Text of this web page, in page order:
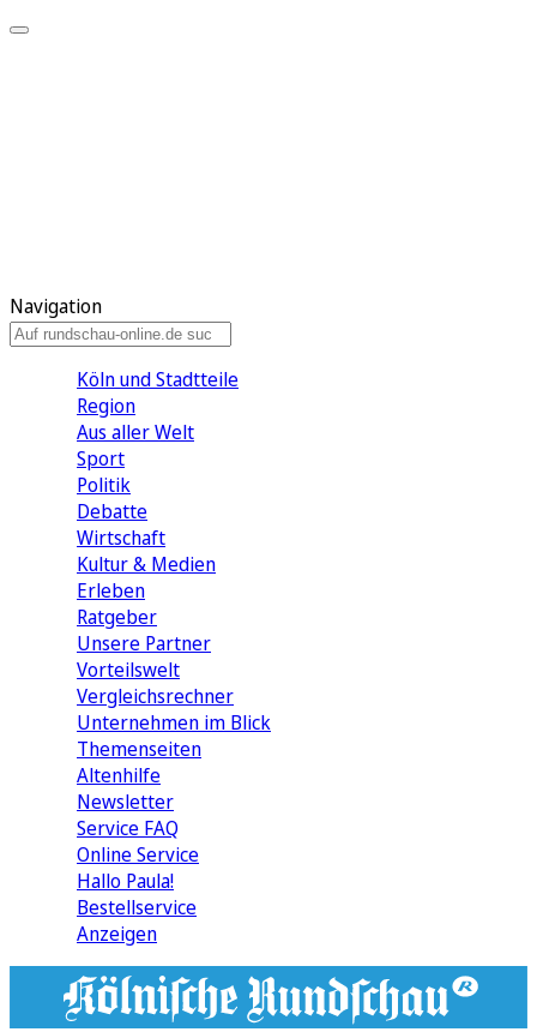
Navigation
Köln und Stadtteile
Region
Aus aller Welt
Sport
Politik
Debatte
Wirtschaft
Kultur & Medien
Erleben
Ratgeber
Unsere Partner
Vorteilswelt
Vergleichsrechner
Unternehmen im Blick
Themenseiten
Altenhilfe
Newsletter
Service FAQ
Online Service
Hallo Paula!
Bestellservice
Anzeigen